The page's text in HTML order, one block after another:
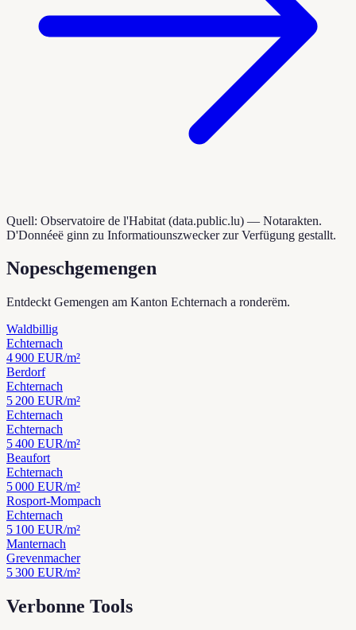
Quell: Observatoire de l'Habitat (data.public.lu) — Notarakten.
D'Donnéeë ginn zu Informatiounszwecker zur Verfügung gestallt.
Nopeschgemengen
Entdeckt Gemengen am Kanton Echternach a ronderëm.
Waldbillig
Echternach
4 900 EUR/m²
Berdorf
Echternach
5 200 EUR/m²
Echternach
Echternach
5 400 EUR/m²
Beaufort
Echternach
5 000 EUR/m²
Rosport-Mompach
Echternach
5 100 EUR/m²
Manternach
Grevenmacher
5 300 EUR/m²
Verbonne Tools